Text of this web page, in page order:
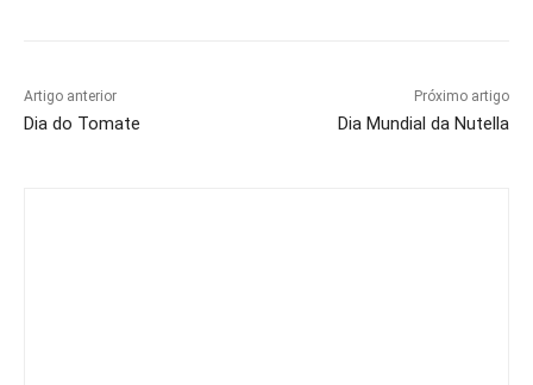
Artigo anterior
Dia do Tomate
Próximo artigo
Dia Mundial da Nutella